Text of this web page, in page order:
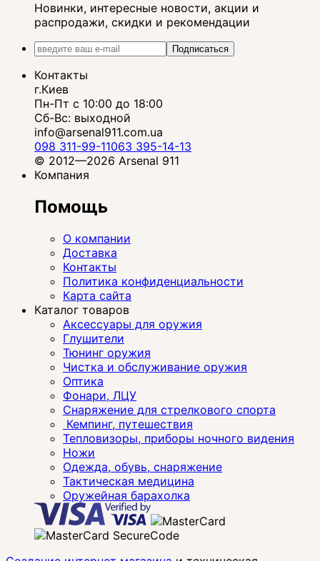
Новинки, интересные новости, акции и
распродажи, скидки и рекомендации
Подписаться
Контакты
г.Киев
Пн-Пт с 10:00 до 18:00
Сб-Вс: выходной
info@arsenal911.com.ua
098 311-99-11063 395-14-13
© 2012—2026 Arsenal 911
Компания
Помощь
О компании
Доставка
Контакты
Политика конфиденциальности
Карта сайта
Каталог товаров
Аксессуары для оружия
Глушители
Тюнинг оружия
Чистка и обслуживание оружия
Оптика
Фонари, ЛЦУ
Снаряжение для стрелкового спорта
Кемпинг, путешествия
Тепловизоры, приборы ночного видения
Ножи
Одежда, обувь, снаряжение
Тактическая медицина
Оружейная барахолка